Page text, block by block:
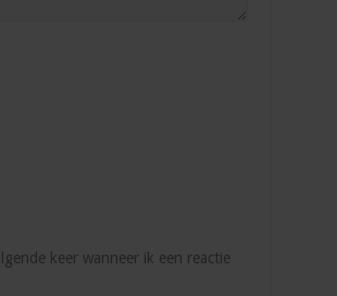
keer wanneer ik een reactie